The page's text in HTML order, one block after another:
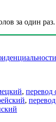
за один раз.
, перевод
,